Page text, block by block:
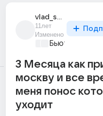
vlad_semenov_550
11лет
Изменено
Бьютилэнд
3 Месяца как
москву и все
меня понос
уходит